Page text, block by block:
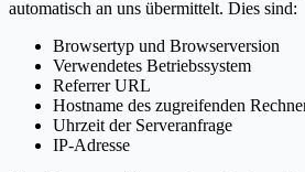
automatisch an uns übermittelt. Dies sind:
Browsertyp und Browserversion
Verwendetes Betriebssystem
Referrer URL
Hostname des zugreifenden
Uhrzeit der Serveranfrage
IP-Adresse